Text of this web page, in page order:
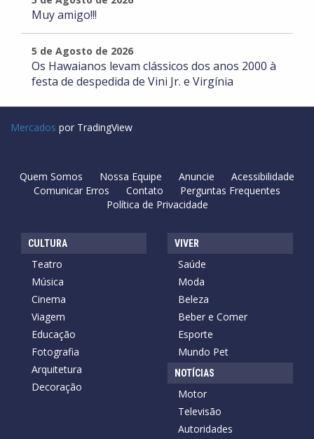
Muy amigo!!!
5 de Agosto de 2026
Os Hawaianos levam clássicos dos anos 2000 à
festa de despedida de Vini Jr. e Virgínia
Mercados por TradingView
Quem Somos Nossa Equipe Anuncie
Acessibilidade
Comunicar Erros
Contato
Perguntas Frequentes
Política de Privacidade
CULTURA
Teatro
Música
Cinema
Viagem
Educação
Fotografia
Arquitetura
Decoração
VIVER
Saúde
Moda
Beleza
Beber e Comer
Esporte
Mundo Pet
NOTÍCIAS
Motor
Televisão
Autoridades